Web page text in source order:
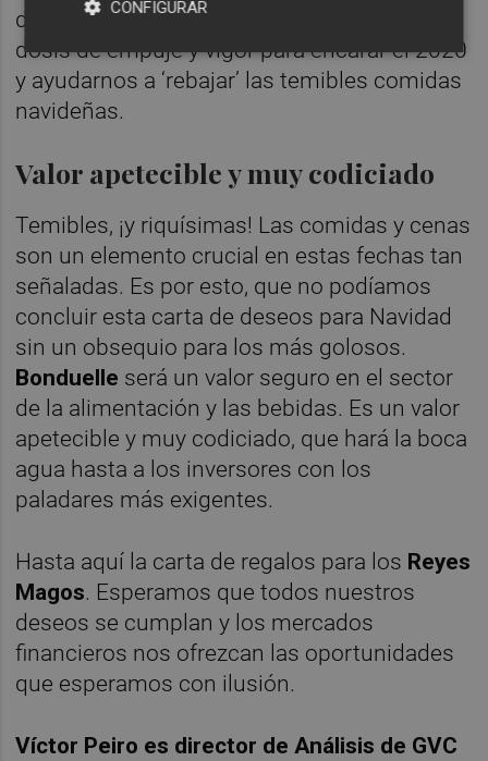
deportivos. Este valor nos traerá una buena
dosis de empuje y vigor para encarar el 2020
y ayudarnos a ‘rebajar’ las temibles comidas
navideñas.
Valor apetecible y muy codiciado
Temibles, ¡y riquísimas! Las comidas y cenas
son un elemento crucial en estas fechas tan
señaladas. Es por esto, que no podíamos
concluir esta carta de deseos para Navidad
sin un obsequio para los más golosos.
Bonduelle será un valor seguro en el sector
de la alimentación y las bebidas. Es un valor
apetecible y muy codiciado, que hará la boca
agua hasta a los inversores con los
paladares más exigentes.
Hasta aquí la carta de regalos para los Reyes
Magos. Esperamos que todos nuestros
deseos se cumplan y los mercados
financieros nos ofrezcan las oportunidades
que esperamos con ilusión.
Víctor Peiro es director de Análisis de GVC
CONFIGURAR